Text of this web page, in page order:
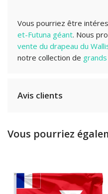
Vous pourriez être
et-Futuna géant. Nous
vente du drapeau du
notre collection de
Avis clients
Vous pourriez